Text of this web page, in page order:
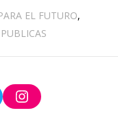
EL FUTURO,